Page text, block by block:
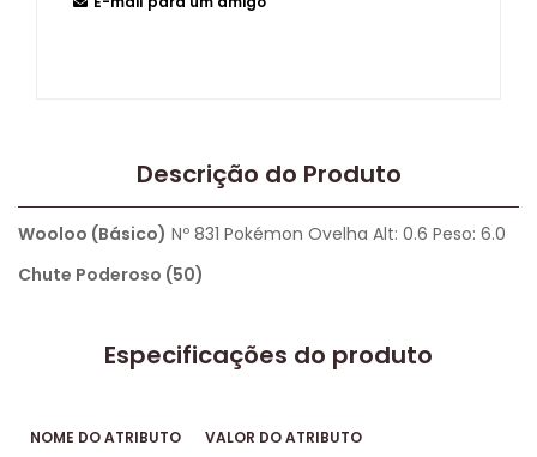
Descrição do Produto
Wooloo (Básico) Nº 831 Pokémon Ovelha Alt: 0.6 Peso: 6.0
Chute Poderoso (50)
Especificações do produto
NOME DO ATRIBUTO VALOR DO ATRIBUTO